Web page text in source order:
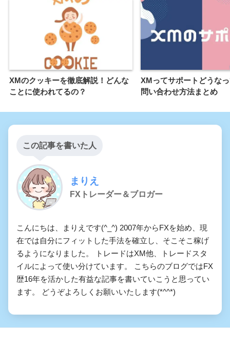
XMのクッキーを徹底解説！どんな
ことに使われてるの？
XMってサポートどうな
問い合わせ方法まとめ
この記事を書いた人
まりえ
FXトレーダー＆ブロガー
こんにちは、まりえです(^_^) 2007年からFXを始め、現
在では自分にフィットした手法を確立し、そこそこ稼げ
るようになりました。 トレードはXM他、トレードスタ
イルによって使い分けています。 こちらのブログではFX
歴16年を活かした有益な記事を書いていこうと思ってい
ます。 どうぞよろしくお願いいたします(*^^*)